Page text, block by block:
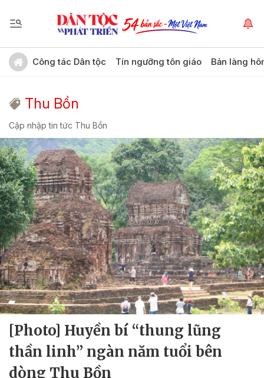
Công tác Dân tộc Tín ngưỡng tôn giáo Bản làng
Thu Bồn
Cập nhập tin tức Thu Bồn
[Photo] Huyền bí “thung lũng
thần linh” ngàn năm tuổi bên
dòng Thu Bồn